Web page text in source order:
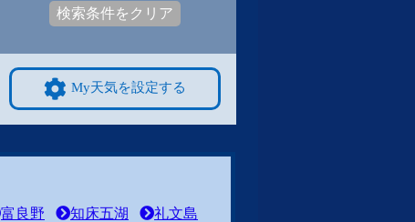
検索条件をクリア
My天気を設定する
富良野 知床五湖 礼文島